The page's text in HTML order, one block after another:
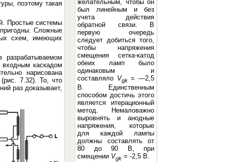
поэтому такая
Простые системы
Сложные
схем, имеющих
разрабатываемом
входным каскадом
нарисована
(рис. 7.32). То, что
раз доказывает,
желательным, чтобы он
был линейным и без
учета действия
обратной связи. В
первую очередь
следует добиться того,
чтобы напряжения
смещения сетка-катод
обеих ламп было
одинаковым и
составляло Vgk = —2,5
В. Единственным
способом достичь этого
является итерационный
метод. Немаловажно
выровнять и анодные
напряжения, которые
для каждой лампы
должны составлять от
80 до 90 В, при
смещении Vgk = -2,5 В.